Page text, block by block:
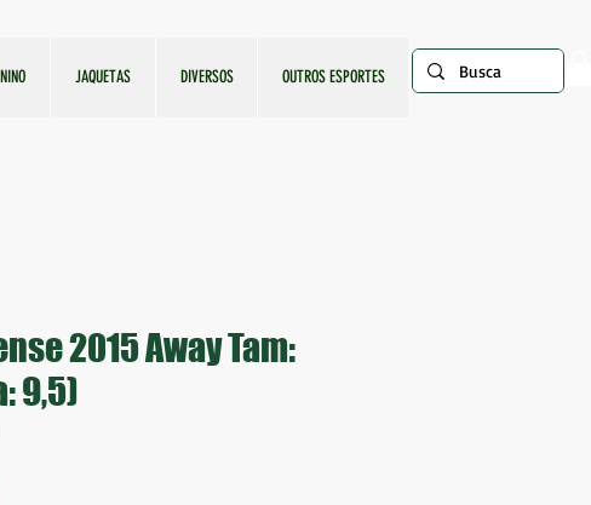
JAQUETAS DIVERSOS OUTROS ESPORTES
2015 Away Tam:
9,5)